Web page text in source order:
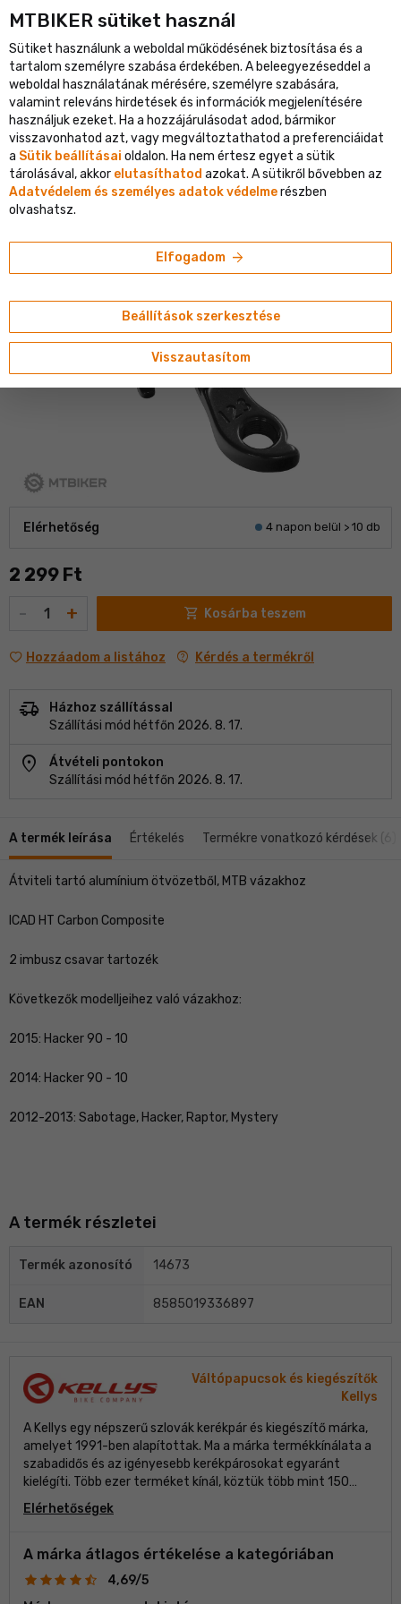
Európa legnagyobb kerékpáros portálja
shopping_cart person menu
Keresés search
navigate_nextAlkatrészek navigate_nextVázak és váltópapucsoknavigate_next Váltópapucsok és kiegészítők
Kellys
Kellys MTB váltótartó ICAD HT Carbon
Elérhetőség 4 napon belül > 10 db
2 299 Ft
-
+ shopping_cart Kosárba teszem
Hozzáadom a listához contact_support Kérdés a termékről
delivery_truck_speed
Házhoz szállítással
Szállítási mód hétfőn 2026. 8. 17.
location_on
Átvételi pontokon
Szállítási mód hétfőn 2026. 8. 17.
A termék leírása Értékelés Termékre vonatkozó kérdések (6)
Átviteli tartó alumínium ötvözetből, MTB vázakhoz
ICAD HT Carbon Composite
2 imbusz csavar tartozék
Következők modelljeihez való vázakhoz:
2015: Hacker 90 - 10
2014: Hacker 90 - 10
2012-2013: Sabotage, Hacker, Raptor, Mystery
A termék részletei
Termék azonosító 14673
EAN 8585019336897
Váltópapucsok és kiegészítők
Kellys
A Kellys egy népszerű szlovák kerékpár és kiegészítő márka,
amelyet 1991-ben alapítottak. Ma a márka termékkínálata a
szabadidős és az igényesebb kerékpárosokat egyaránt
kielégíti. Több ezer terméket kínál, köztük több mint 150
kerékpármodellt, klasszikus és egyre népszerűbb elektromos
kerékpárokat egyaránt. A Kellys a minőség és a teljesítmény
innovációra és a modern dizájnra. Gyakran használ modern
technológiát és anyagokat, hogy a kerékpárosok számára a
legtökéletesebb kerékpározási élményt nyújtsa.
Elérhetőségek
A márka átlagos értékelése a kategóriában
4,69/5
MTBIKER sütiket használ
Sütiket használunk a weboldal működésének biztosítása és a
tartalom személyre szabása érdekében. A beleegyezéseddel a
weboldal használatának mérésére, személyre szabására,
valamint releváns hirdetések és információk megjelenítésére
használjuk ezeket. Ha a hozzájárulásodat adod, bármikor
visszavonhatod azt, vagy megváltoztathatod a preferenciáidat
a Sütik beállításai oldalon. Ha nem értesz egyet a sütik
tárolásával, akkor elutasíthatod azokat. A sütikről bővebben az
Adatvédelem és személyes adatok védelmerészben
olvashatsz.
Beállítások szerkesztése
Visszautasítom
Elfogadom arrow_forward